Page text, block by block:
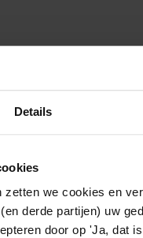
Details
we cookies en
derde partijen) uw
door op 'Ja, dat